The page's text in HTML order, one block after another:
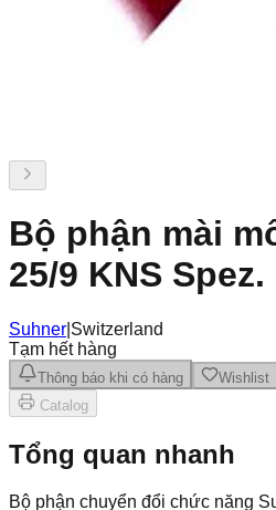
Bộ phận mài
25/9 KNS Spez.
Suhner Switzerland
Tạm hết hàng
Thông báo khi có hàng Wishlist
Catalog
Tổng quan nhanh
Bộ phận chuyển đổi chức năng